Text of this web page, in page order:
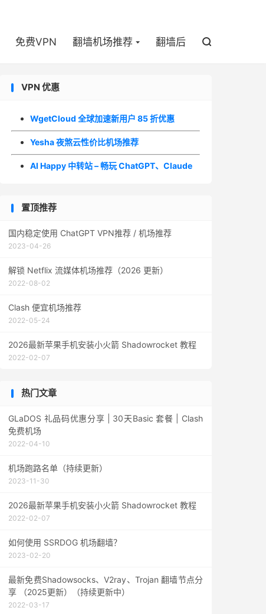
免费VPN 翻墙机场推荐 翻墙后 
VPN 优惠
WgetCloud 全球加速新用户 85 折优惠
Yesha 夜煞云性价比机场推荐
AI Happy 中转站 – 畅玩 ChatGPT、Claude
置顶推荐
国内稳定使用 ChatGPT VPN推荐 / 机场推荐
2023-04-26
解锁 Netflix 流媒体机场推荐（2026 更新）
2022-08-02
Clash 便宜机场推荐
2022-05-24
2026最新苹果手机安装小火箭 Shadowrocket 教程
2022-02-07
热门文章
GLaDOS 礼品码优惠分享 | 30天Basic 套餐 | Clash
免费机场
2022-04-10
机场跑路名单（持续更新）
2023-11-30
2026最新苹果手机安装小火箭 Shadowrocket 教程
2022-02-07
如何使用 SSRDOG 机场翻墙？
2023-02-20
最新免费Shadowsocks、V2ray、Trojan 翻墙节点分
享 （2025更新）（持续更新中）
2022-03-17